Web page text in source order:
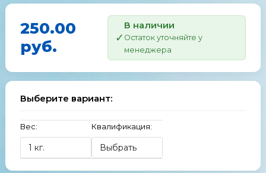
250.00
руб.
В наличии
Остаток уточняйте у
менеджера
Выберите вариант:
Вес: Квалификация: